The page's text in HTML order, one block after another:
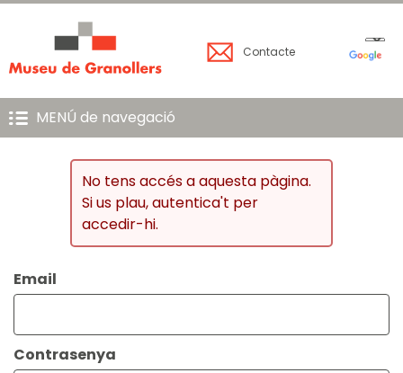
Contacte
MENÚ de navegació
No tens accés a aquesta pàgina.
Si us plau, autentica't per
accedir-hi.
Email
Contrasenya